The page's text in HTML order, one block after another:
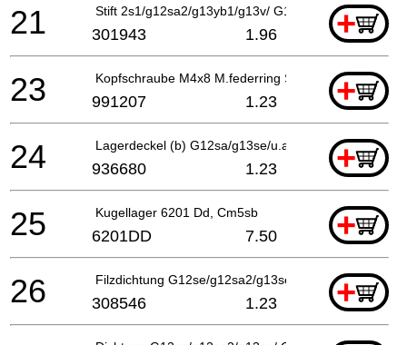
Stift 2s1/g12sa2/g13yb1/g13v/ G13yd/g13sb2/g15yc/
+
21 301943 1.96
Kopfschraube M4x8 M.federring Selbstsichern, Cm5s
+
23 991207 1.23
Lagerdeckel (b) G12sa/g13se/u.a G12sa2, Cm5sb
+
24 936680 1.23
Kugellager 6201 Dd, Cm5sb +
25 6201DD 7.50
Filzdichtung G12se/g12sa2/g13se/ G13sb2/g12sa2, C
+
26 308546 1.23